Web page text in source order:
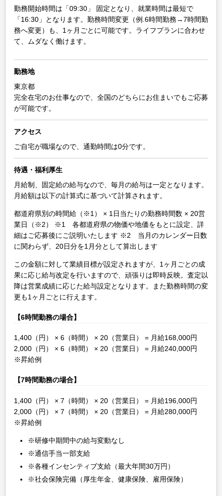
勤務開始時間は「09:30」 固定となり、就業時間は最短で
「16:30」となります。勤務時間変更（例.6時間勤務→7時間勤
務へ変更）も、1ヶ月ごとに可能です。ライフプランに合わせ
て、ムダなく働けます。
勤務地
東京都
完全在宅のお仕事なので、全国のどちらにお住まいでもご応募
が可能です。
アクセス
ご自宅が職場なので、通勤時間は0分です。
待遇・福利厚生
月給制、固定給の給与なので、毎月の給与は一定となります。
月給額は以下の計算式に基づいて計算されます。
都道府県別の時間給（※1） × 1日当たりの勤務時間数 × 20営
業日（※2）
※1 各都道府県の物価や地価をもとに設定、詳
細はご応募後にご説明いたします ※2 当月のカレンダー日数
に関わらず、20日分を1月分として算出します
この金額に対して業績目標が設定されますが、1ヶ月ごとの成
果に応じ給与改定を行いますので、頑張りは即時反映。査定以
降は営業成績に応じた給与設定となります。また勤務時間の変
更も1ヶ月ごとに行えます。
【6時間勤務の場合】
1,400（円） × 6（時間） × 20（営業日） = 月給168,000円
2,000（円） × 6（時間） × 20（営業日） = 月給240,000円
※昇給例
【7時間勤務の場合】
1,400（円） × 7（時間） × 20（営業日） = 月給196,000円
2,000（円） × 7（時間） × 20（営業日） = 月給280,000円
※昇給例
※研修中期間中の給与変動なし
※通信手当一部支給
※各種インセンティブ支給（最大年間30万円）
※社会保険完備（厚生年金、健康保険、雇用保険）